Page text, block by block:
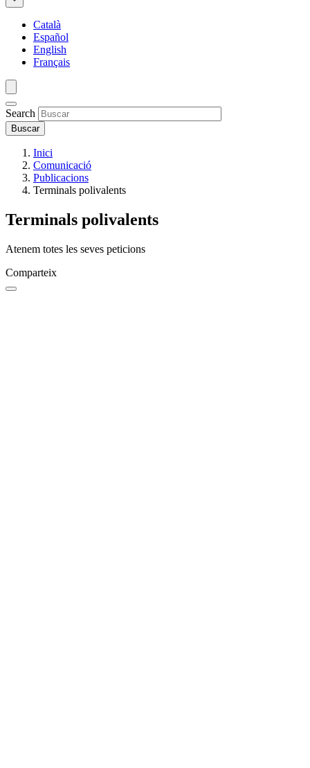
Català
Español
English
Français
Search
Inici
Comunicació
Publicacions
Terminals polivalents
Terminals polivalents
Atenem totes les seves peticions
Comparteix